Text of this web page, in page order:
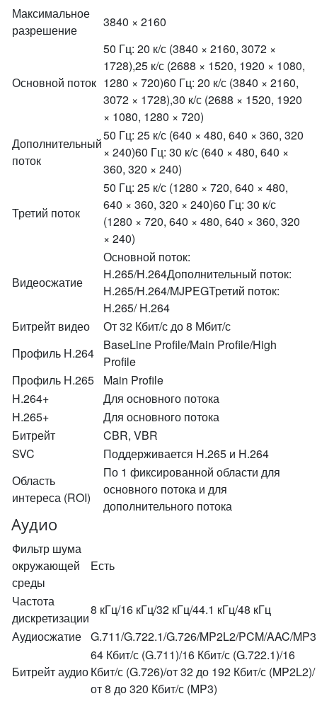
Максимальное
разрешение
3840 × 2160
Основной поток
50 Гц: 20 к/с (3840 × 2160, 3072 ×
1728),25 к/с (2688 × 1520, 1920 × 1080,
1280 × 720)60 Гц: 20 к/с (3840 × 2160,
3072 × 1728),30 к/с (2688 × 1520, 1920
× 1080, 1280 × 720)
Дополнительный
поток
50 Гц: 25 к/с (640 × 480, 640 × 360, 320
× 240)60 Гц: 30 к/с (640 × 480, 640 ×
360, 320 × 240)
Третий поток
50 Гц: 25 к/с (1280 × 720, 640 × 480,
640 × 360, 320 × 240)60 Гц: 30 к/с
(1280 × 720, 640 × 480, 640 × 360, 320
× 240)
Видеосжатие
Основной поток:
H.265/H.264Дополнительный поток:
H.265/H.264/MJPEGТретий поток:
H.265/ H.264
Битрейт видео
От 32 Кбит/с до 8 Мбит/с
Профиль H.264
BaseLine Profile/Main Profile/High
Profile
Профиль H.265
Main Profile
H.264+
Для основного потока
H.265+
Для основного потока
Битрейт
CBR, VBR
SVC
Поддерживается H.265 и H.264
Область
интереса (ROI)
По 1 фиксированной области для
основного потока и для
дополнительного потока
Аудио
Фильтр шума
окружающей
среды
Есть
Частота
дискретизации
8 кГц/16 кГц/32 кГц/44.1 кГц/48 кГц
Аудиосжатие G.711/G.722.1/G.726/MP2L2/PCM/AAC/MP3
Битрейт аудио
64 Кбит/с (G.711)/16 Кбит/с (G.722.1)/16
Кбит/с (G.726)/от 32 до 192 Кбит/с (MP2L2)/
от 8 до 320 Кбит/с (MP3)